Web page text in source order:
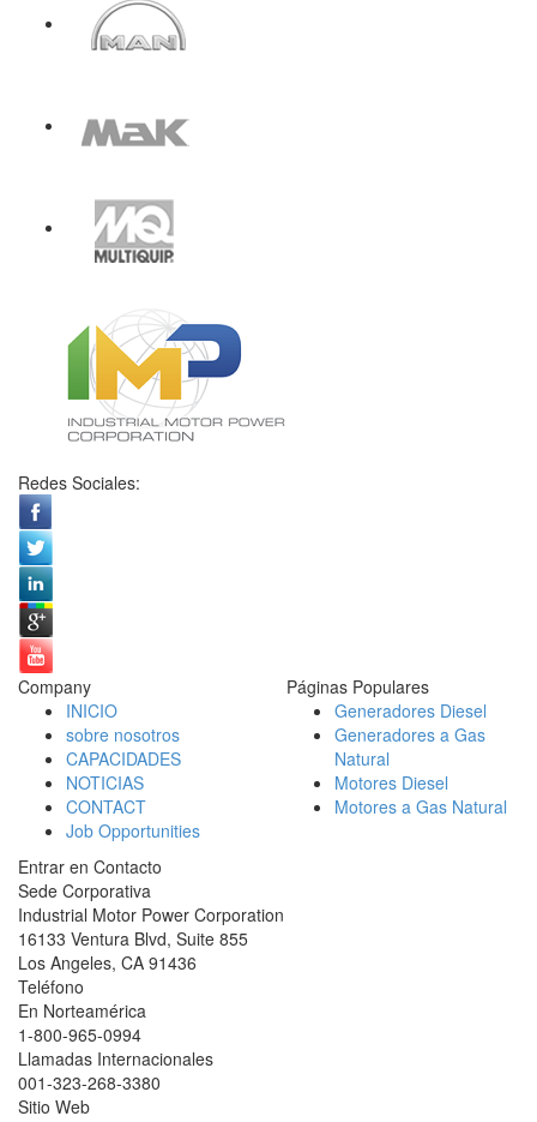
Redes Sociales:
Company
INICIO
sobre nosotros
CAPACIDADES
NOTICIAS
CONTACT
Job Opportunities
Páginas Populares
Generadores Diesel
Generadores a Gas
Natural
Motores Diesel
Motores a Gas Natural
Entrar en Contacto
Sede Corporativa
Industrial Motor Power Corporation
16133 Ventura Blvd, Suite 855
Los Angeles, CA 91436
Teléfono
En Norteamérica
1-800-965-0994
Llamadas Internacionales
001-323-268-3380
Sitio Web